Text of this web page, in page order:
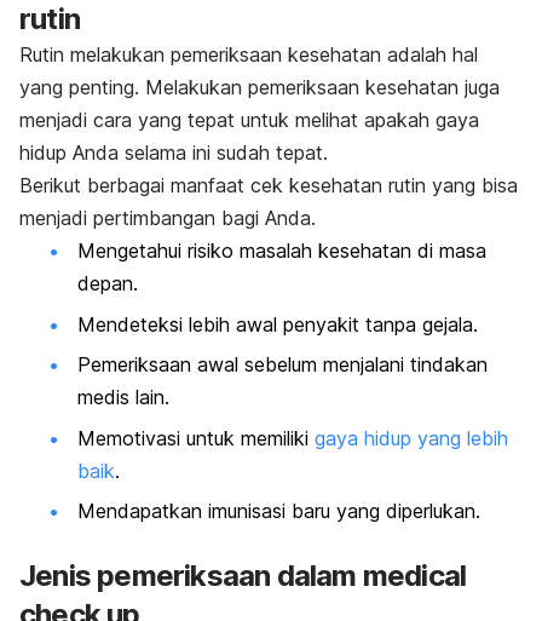
rutin
Rutin melakukan pemeriksaan kesehatan adalah hal
yang penting. Melakukan pemeriksaan kesehatan juga
menjadi cara yang tepat untuk melihat apakah gaya
hidup Anda selama ini sudah tepat.
Berikut berbagai manfaat cek kesehatan rutin yang bisa
menjadi pertimbangan bagi Anda.
Mengetahui risiko masalah kesehatan di masa
depan.
Mendeteksi lebih awal penyakit tanpa gejala.
Pemeriksaan awal sebelum menjalani tindakan
medis lain.
Memotivasi untuk memiliki gaya hidup yang lebih
baik.
Mendapatkan imunisasi baru yang diperlukan.
Jenis pemeriksaan dalam medical